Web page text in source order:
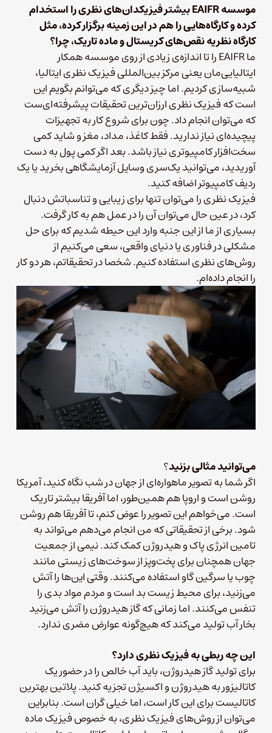
موسسهEAIFRبیشتر فیزیکدان‌های نظری را استخدام
کرده و کارگاه‌هایی را هم در این زمینه برگزار کرده، مثل
کارگاه نظریه نقص‌های کریستال و ماده تاریک، چرا؟
ما EAIFR را تا اندازه‌ی زیادی از روی موسسه همکار
ایتالیایی‌مان یعنی مرکز بین‌المللی فیزیک نظری ایتالیا،
شبیه‌سازی کردیم. اما چیز دیگری که می‌توانم بگویم این
است که فیزیک نظری ارزان‌ترین تحقیقات پیشرفته‌ای‌ست
که می‌توان انجام داد. چون برای شروع کار به تجهیزات
پیچیده‌ای نیاز ندارید. فقط کاغذ، مداد، مغز و شاید کمی
سخت‌افزار کامپیوتری نیاز باشد. بعد اگر کمی پول به دست
آوریدید، می‌توانید یک‌سری وسایل آزمایشگاهی بخرید یا یک
ردیف کامپیوتر اضافه کنید.
فیزیک نظری را می‌توان تنها برای زیبایی و تناسباتش دنبال
کرد، در عین حال می‌توان آن را در عمل هم به‌ کار گرفت.
بسیاری از ما از این جنبه وارد این حیطه شدیم که برای حل
مشکلی در فناوری یا دنیای واقعی، سعی می‌کنیم از
روش‌های نظری استفاده کنیم. شخصا در تحقیقاتم، هر دو کار
را انجام داده‌ام.
می‌توانید مثالی بزنید؟
اگر شما به تصویر ماهواره‌ای از جهان در شب نگاه کنید، آمریکا
روشن است و اروپا هم همین‌طور، اما آفریقا بیشتر تاریک
است. می‌خواهم این تصویر را عوض کنم، تا آفریقا هم روشن
شود. برخی از تحقیقاتی که من انجام می‌دهم می‌تواند به
تامین انرژی پاک و هیدروژن کمک کند. نیمی از جمعیت
جهان همچنان برای پخت‌وپز از سوخت‌های زیستی مانند
چوب یا سرگین گاو استفاده می‌کنند. وقتی این‌ها را آتش
می‌زنید، برای محیط‌ زیست بد است و مردم مواد بدی را
تنفس می‌کنند. اما زمانی که گاز هیدروژن را آتش می‌زنید
بخار آب تولید می‌کند که هیچ‌گونه عوارض مضری ندارد.
این چه ربطی به فیزیک نظری دارد؟
برای تولید گاز هیدروژن، باید آب خالص را در حضور یک
کاتالیزور به هیدروژن و اکسیژن تجزیه کنید. پلاتین بهترین
کاتالیست برای این کار است، اما خیلی گران است. بنابراین
می‌توان از روش‌های فیزیک نظری، به خصوص فیزیک ماده